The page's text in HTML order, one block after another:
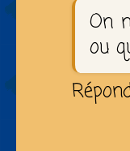
On
ou